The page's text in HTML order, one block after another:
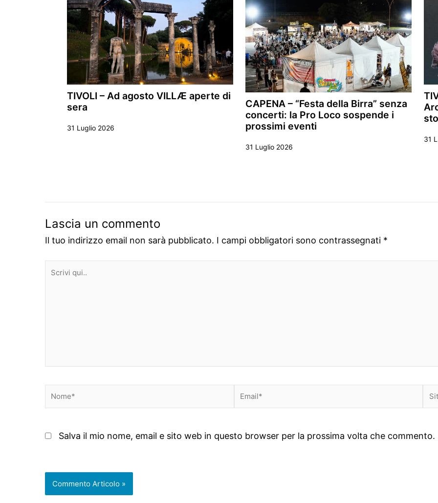
TIVOLI – Ad agosto VILLÆ aperte di
sera
31 Luglio 2026
CAPENA – “Festa della Birra” senza
concerti: la Pro Loco sospende i
prossimi eventi
31 Luglio 2026
31
Lascia un commento
Il tuo indirizzo email non sarà pubblicato. I campi obbligatori sono contrassegnati *
Scrivi
Nome* Email*
Salva il mio nome, email e sito web in questo browser per la prossima volta che commento.